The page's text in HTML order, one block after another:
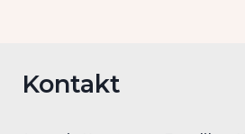
Kontakt